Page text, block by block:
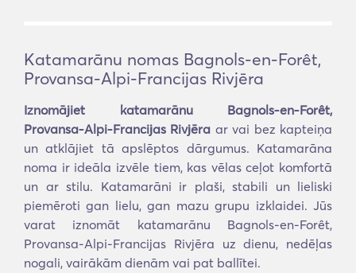
Katamarānu nomas Bagnols-en-Forêt,
Provansa-Alpi-Francijas Rivjēra
Iznomājiet katamarānu Bagnols-en-Forêt,
Provansa-Alpi-Francijas Rivjēra ar vai bez kapteiņa
un atklājiet tā apslēptos dārgumus. Katamarāna
noma ir ideāla izvēle tiem, kas vēlas ceļot komfortā
un ar stilu. Katamarāni ir plaši, stabili un lieliski
piemēroti gan lielu, gan mazu grupu izklaidei. Jūs
varat iznomāt katamarānu Bagnols-en-Forêt,
Provansa-Alpi-Francijas Rivjēra uz dienu, nedēļas
nogali, vairākām dienām vai pat ballītei.